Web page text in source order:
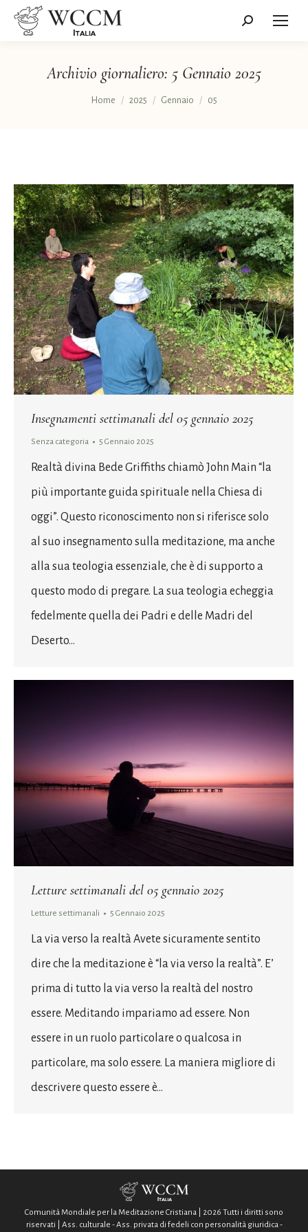
Cerca:
Archivio giornaliero: 5 Gennaio 2025
Tu sei qui:
Home 2025 Gennaio 05
Insegnamenti settimanali del 05 gennaio 2025
Senza categoria 5 Gennaio 2025
Realtà divina Bede Griffiths chiamò John Main “la
più importante guida spirituale nella Chiesa di
oggi”. Questo riconoscimento non si riferisce solo
al suo insegnamento sulla meditazione, ma anche
alla sua teologia essenziale, che è di supporto a
questo modo di pregare. La sua teologia echeggia
fedelmente quella dei Padri e delle Madri del
Deserto…
Letture settimanali del 05 gennaio 2025
Letture settimanali 5 Gennaio 2025
La via verso la realtà Avete sicuramente sentito
dire che la meditazione è “la via verso la realtà”. E’
prima di tutto la via verso la realtà del nostro
essere. Meditando impariamo ad essere. Non
essere in un ruolo particolare o qualcosa in
particolare, ma solo essere. La maniera migliore di
descrivere questo essere è…
Comunità Mondiale per la Meditazione Cristiana | 2026 Tutti i diritti sono
riservati | Ass. culturale - Ass. privata di fedeli con personalità giuridica -